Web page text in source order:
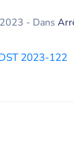
- Dans
2023-122